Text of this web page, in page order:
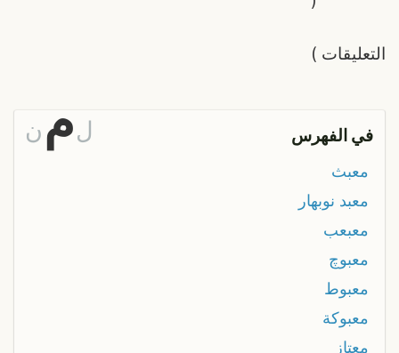
التعليقات )
في الفهرس لمن
معبث
معبد نوبهار
معبعب
معبوچ
معبوط
معبوكة
معتاز